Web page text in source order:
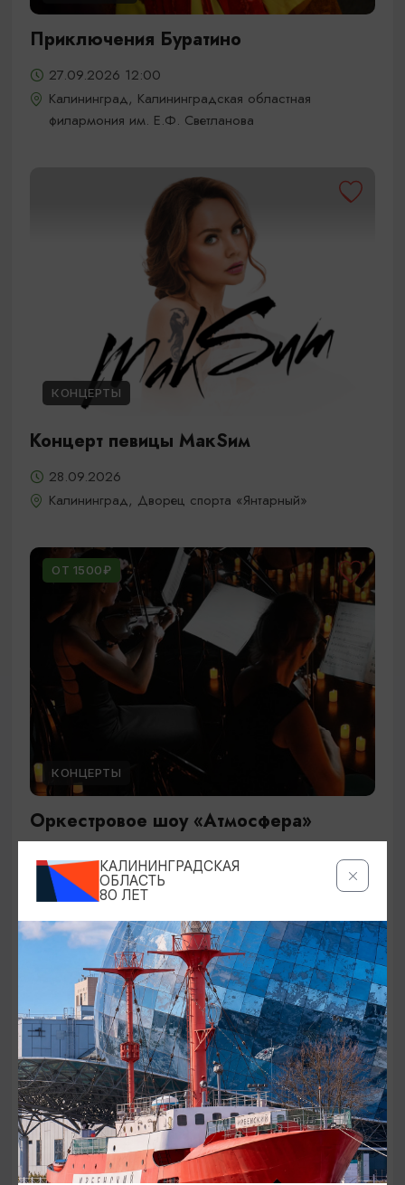
Приключения Буратино
27.09.2026 12:00
Калининград, Калининградская областная
филармония им. Е.Ф. Светланова
КОНЦЕРТЫ
Концерт певицы МакSим
28.09.2026
Калининград, Дворец спорта «Янтарный»
ОТ 1500₽
КОНЦЕРТЫ
Оркестровое шоу «Атмосфера»
29.09.2026 19:00
Калининград, Дворец культуры железнодорожников
ОТ 1500₽
КОНЦЕРТЫ
КАЛИНИНГРАДСКАЯ
ОБЛАСТЬ
80 ЛЕТ